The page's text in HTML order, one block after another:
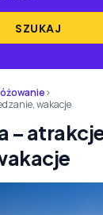
SZUKAJ
›
wakacje
–